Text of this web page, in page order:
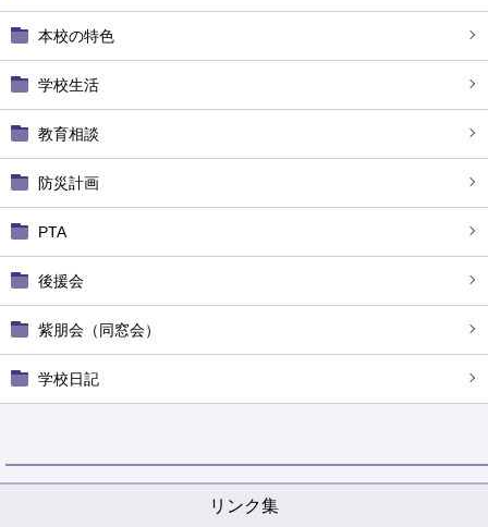
本校の特色
学校生活
教育相談
防災計画
PTA
後援会
紫朋会（同窓会）
学校日記
リンク集